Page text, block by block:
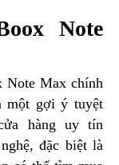
Note
Note Max chính
một gợi ý tuyệt
hàng uy tín
đặc biệt là